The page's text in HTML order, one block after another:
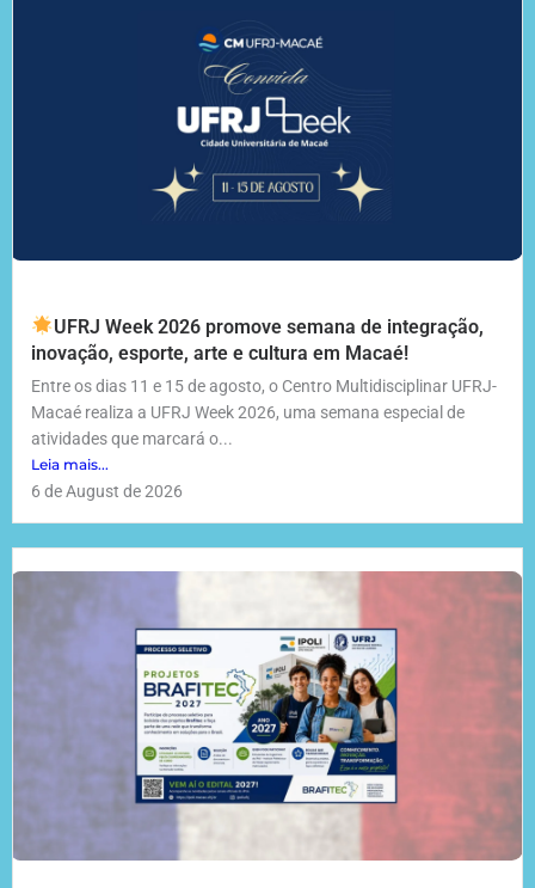
UFRJ Week 2026 promove semana de integração,
inovação, esporte, arte e cultura em Macaé!
Entre os dias 11 e 15 de agosto, o Centro Multidisciplinar UFRJ-
Macaé realiza a UFRJ Week 2026, uma semana especial de
atividades que marcará o...
Leia mais...
6 de August de 2026